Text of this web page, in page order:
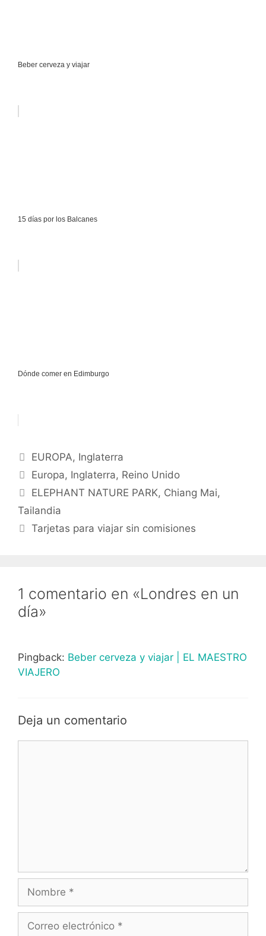
Beber cerveza y viajar
15 días por los Balcanes
Dónde comer en Edimburgo
Categorías
EUROPA, Inglaterra
Etiquetas
Europa, Inglaterra, Reino Unido
ELEPHANT NATURE PARK, Chiang Mai,
Tailandia
Tarjetas para viajar sin comisiones
1 comentario en «Londres en un
día»
Pingback: Beber cerveza y viajar | EL MAESTRO
VIAJERO
Deja un comentario
Nombre
Correo